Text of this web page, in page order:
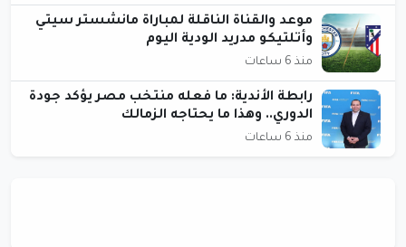
موعد والقناة الناقلة لمباراة مانشستر سيتي
وأتلتيكو مدريد الودية اليوم
منذ 6 ساعات
رابطة الأندية: ما فعله منتخب مصر يؤكد جودة
الدوري.. وهذا ما يحتاجه الزمالك
منذ 6 ساعات